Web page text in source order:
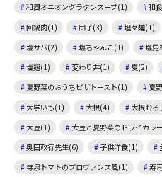
和風オニオングラタンスープ(1)
和
回鍋肉(1)
団子(3) 坦々麺(1)
塩サバ(2)
塩ちゃんこ(1) 塩昆
塩麹(1)
変わり丼(1) 夏(2)
夏野菜のおうちピザトースト(1)
夏
大学いも(1)
大根(4) 大根おろ
大豆(1)
大豆と夏野菜のドライカレ
奥田政行先生(6)
子供洋食(1)
寺泉トマトのプロヴァンス風(1)
寿